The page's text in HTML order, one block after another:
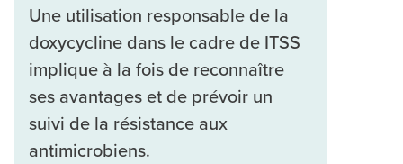
Une utilisation responsable de la
doxycycline dans le cadre de ITSS
implique à la fois de reconnaître
ses avantages et de prévoir un
suivi de la résistance aux
antimicrobiens.